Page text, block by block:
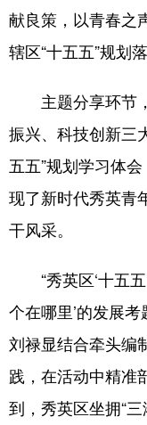
献良策，以青春之
辖区“十五五”规划
主题分享环节，
振兴、科技创新三
五五”规划学习体
现了新时代秀英青
干风采。
“秀英区‘十五五
个在哪里’的发展
刘禄显结合牵头编
践，在活动中精准
到，秀英区坐拥“